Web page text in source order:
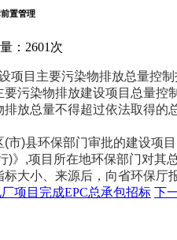
置管理
：2601次
目主要污染物排放总量控制
染物排放建设项目总量控制
放总量不得超过依法取得
县环保部门审批的建设项目
)》,项目所在地环保部门对其
大小、来源后，向省环保厅
项目完成EPC总承包招标 下